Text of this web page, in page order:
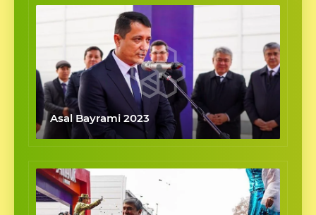
Asal Bayrami 2023